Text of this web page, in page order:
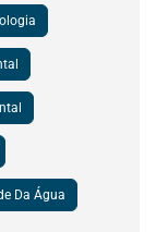
Da Água